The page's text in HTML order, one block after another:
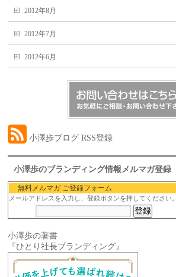
2012年8月
2012年7月
2012年6月
小澤歩ブログ RSS登録
小澤歩のブランディング情報メルマガ登録
無料メルマガ ご登録フォーム
メールアドレスを入力し、登録ボタンを押してください。
小澤歩の著書
『ひとり社長ブランディング』